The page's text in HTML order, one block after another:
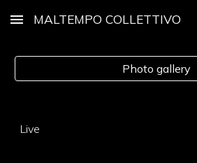
Skip to main content
MALTEMPO COLLETTIVO
Photo gallery
Live